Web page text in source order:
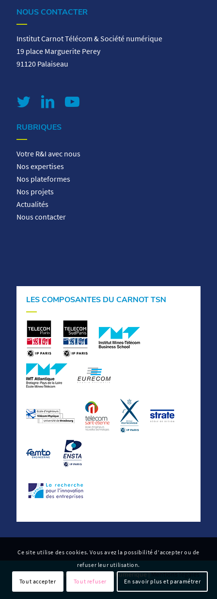
NOUS CONTACTER
Institut Carnot Télécom & Société numérique
19 place Marguerite Perey
91120 Palaiseau
RUBRIQUES
Votre R&I avec nous
Nos expertises
Nos plateformes
Nos projets
Actualités
Nous contacter
LES COMPOSANTES DU CARNOT TSN
© 2022 Carnot Télécom & Société Numérique |Mentions légales
Ce site utilise des cookies. Vous avez la possibilité d'accepter ou de
refuser leur utilisation.
Tout accepter Tout refuser En savoir plus et paramétrer